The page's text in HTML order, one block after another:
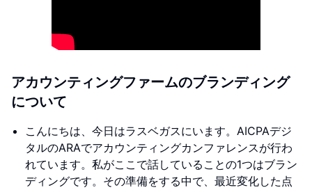
アカウンティングファームのブランディング
について
こんにちは、今日はラスベガスにいます。AICPAデジ
タルのARAでアカウンティングカンファレンスが行わ
れています。私がここで話していることの1つはブラン
ディングです。その準備をする中で、最近変化した点